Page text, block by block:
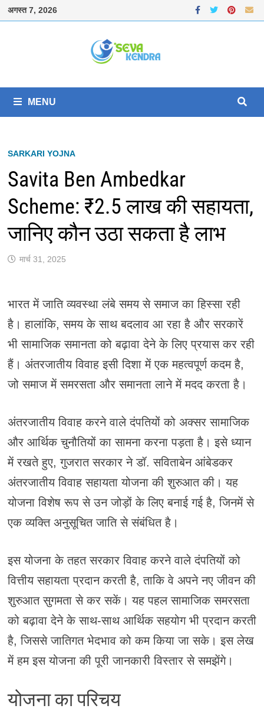
Skip
अगस्त 7, 2026
MENU
SARKARI YOJNA
Savita Ben Ambedkar
Scheme: ₹2.5 लाख की सहायता,
जानिए कौन उठा सकता है लाभ
मार्च 31, 2025
भारत में जाति व्यवस्था लंबे समय से समाज का हिस्सा रही
है। हालांकि, समय के साथ बदलाव आ रहा है और सरकारें
भी सामाजिक समानता को बढ़ावा देने के लिए प्रयास कर रही
हैं। अंतरजातीय विवाह इसी दिशा में एक महत्वपूर्ण कदम है,
जो समाज में समरसता और समानता लाने में मदद करता है।
अंतरजातीय विवाह करने वाले दंपतियों को अक्सर सामाजिक
और आर्थिक चुनौतियों का सामना करना पड़ता है। इसे ध्यान
में रखते हुए, गुजरात सरकार ने डॉ. सविताबेन आंबेडकर
अंतरजातीय विवाह सहायता योजना की शुरुआत की। यह
योजना विशेष रूप से उन जोड़ों के लिए बनाई गई है, जिनमें से
एक व्यक्ति अनुसूचित जाति से संबंधित है।
इस योजना के तहत सरकार विवाह करने वाले दंपतियों को
वित्तीय सहायता प्रदान करती है, ताकि वे अपने नए जीवन की
शुरुआत सुगमता से कर सकें। यह पहल सामाजिक समरसता
को बढ़ावा देने के साथ-साथ आर्थिक सहयोग भी प्रदान करती
है, जिससे जातिगत भेदभाव को कम किया जा सके। इस लेख
में हम इस योजना की पूरी जानकारी विस्तार से समझेंगे।
योजना का परिचय